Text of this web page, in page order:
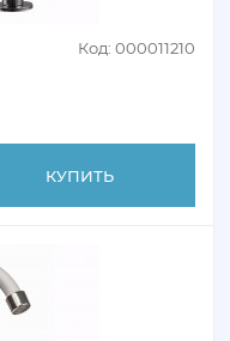
Код: 000011210
КУПИТЬ